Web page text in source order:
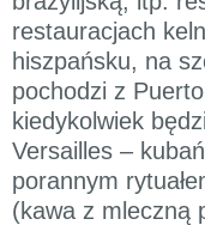
restauracjach
hiszpańsku, na
pochodzi z
kiedykolwiek
Versailles –
porannym
(kawa z mleczną